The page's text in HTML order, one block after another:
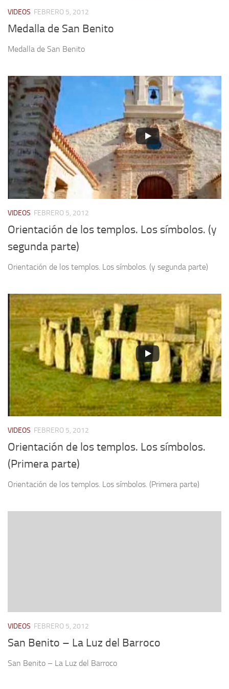
VIDEOS FEBRERO 5, 2012
Medalla de San Benito
Medalla de San Benito
VIDEOS FEBRERO 5, 2012
Orientación de los templos. Los símbolos. (y
segunda parte)
Orientación de los templos. Los símbolos. (y segunda parte)
VIDEOS FEBRERO 5, 2012
Orientación de los templos. Los símbolos.
(Primera parte)
Orientación de los templos. Los símbolos. (Primera parte)
VIDEOS FEBRERO 5, 2012
San Benito – La Luz del Barroco
San Benito – La Luz del Barroco